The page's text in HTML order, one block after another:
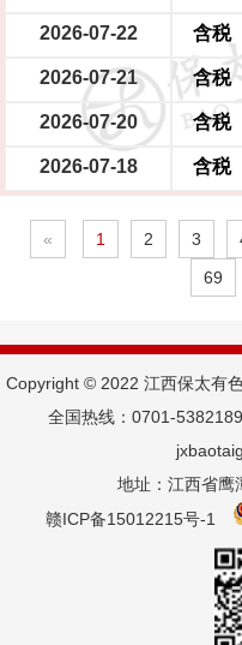
2026-07-22 含税
2026-07-21 含税
2026-07-20 含税
2026-07-18 含税
« 1 2 3
69
Copyright © 2022 江西保太有
全国热线：0701-
地址：江西省鹰
赣ICP备15012215号-1